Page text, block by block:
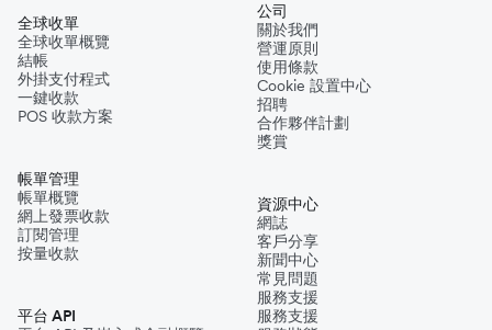
全球收單
全球收單概覽
結帳
外掛支付程式
一鍵收款
POS 收款方案
帳單管理
帳單概覽
網上發票收款
訂閱管理
按量收款
平台 API
公司
關於我們
營運原則
使用條款
Cookie 設置中心
招聘
合作夥伴計劃
獎賞
資源中心
網誌
客戶分享
新聞中心
常見問題
服務支援
服務支援